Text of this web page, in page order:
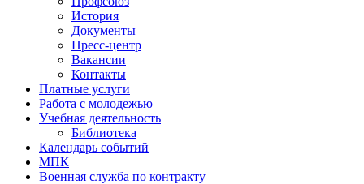
История
Документы
Пресс-центр
Вакансии
Контакты
Платные услуги
Работа с молодежью
Учебная деятельность
Библиотека
Календарь событий
МПК
Военная служба по контракту